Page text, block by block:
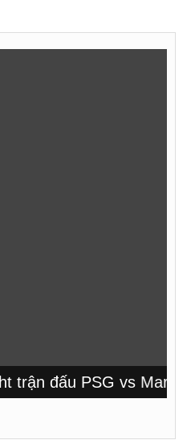
đấu PSG vs